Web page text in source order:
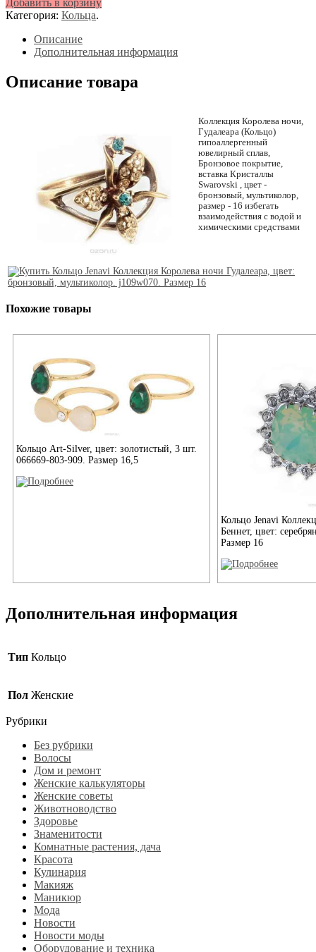
Категория: Кольца.
Описание
Дополнительная информация
Описание товара
Коллекция Королева ночи,
Гудалеара (Кольцо)
гипоаллергенный
ювелирный сплав,
Бронзовое покрытие,
вставка Кристаллы
Swarovski , цвет -
бронзовый, мультиколор,
размер - 16 избегать
взаимодействия с водой и
химическими средствами
Похожие товары
Кольцо Art-Silver, цвет: золотистый, 3 шт.
066669-803-909. Размер 16,5
Кольцо Jenavi
Беннет, цвет:
Размер 16
Дополнительная информация
Тип Кольцо
Пол Женские
Рубрики
Без рубрики
Волосы
Дом и ремонт
Женские калькуляторы
Женские советы
Животноводство
Здоровье
Знаменитости
Комнатные растения, дача
Красота
Кулинария
Макияж
Маникюр
Мода
Новости
Новости моды
Оборудование и техника